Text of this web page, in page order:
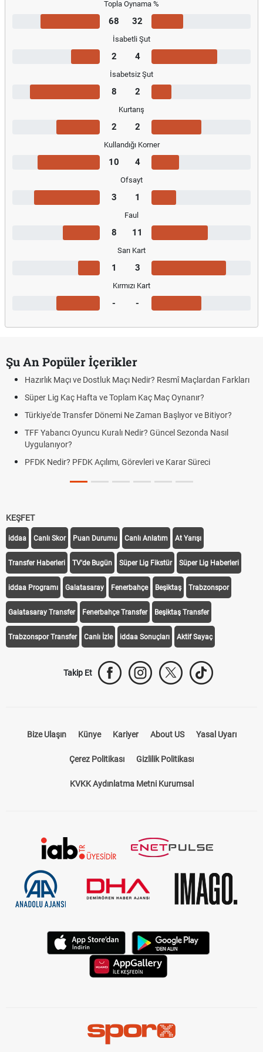
Topla Oynama %
68 32
İsabetli Şut
2 4
İsabetsiz Şut
8 2
Kurtarış
2 2
Kullandığı Korner
10 4
Ofsayt
3 1
Faul
8 11
Sarı Kart
1 3
Kırmızı Kart
- -
Şu An Popüler İçerikler
Hazırlık Maçı ve Dostluk Maçı Nedir? Resmî Maçlardan Farkları
Süper Lig Kaç Hafta ve Toplam Kaç Maç Oynanır?
Türkiye'de Transfer Dönemi Ne Zaman Başlıyor ve Bitiyor?
TFF Yabancı Oyuncu Kuralı Nedir? Güncel Sezonda Nasıl
Uygulanıyor?
PFDK Nedir? PFDK Açılımı, Görevleri ve Karar Süreci
KEŞFET
iddaa Canlı Skor Puan Durumu Canlı Anlatım At Yarışı
Transfer Haberleri TV'de Bugün Süper Lig Fikstür Süper Lig Haberleri
iddaa Programı Galatasaray Fenerbahçe Beşiktaş Trabzonspor
Galatasaray Transfer Fenerbahçe Transfer Beşiktaş Transfer
Trabzonspor Transfer Canlı İzle iddaa Sonuçları Aktif Sayaç
Takip Et
Bize Ulaşın Künye Kariyer About US Yasal Uyarı
Çerez Politikası Gizlilik Politikası
KVKK Aydınlatma Metni Kurumsal